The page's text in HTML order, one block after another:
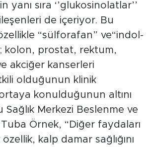
yanı sıra ‘’glukosinolatlar’’
de içeriyor. Bu
“sülforafan” ve“indol-
kolon, prostat, rektum,
akciğer kanserleri
olduğunun klinik
konulduğunun altını
Merkezi Beslenme ve
Tuba Örnek, “Diğer faydaları
kalp damar sağlığını